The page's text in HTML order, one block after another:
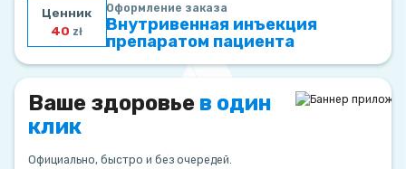
Ценник
40 zł
Оформление заказа
Внутривенная инъекция
препаратом пациента
Ваше здоровье в один
клик
Официально, быстро и без очередей.